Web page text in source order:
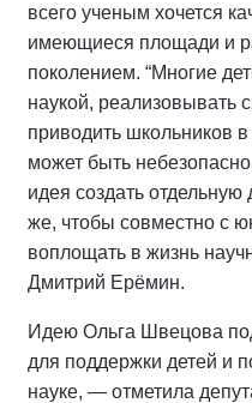
всего ученым хочется
имеющиеся площади и
поколением. “Многие
наукой, реализовывать
приводить школьников
может быть
идея создать
же, чтобы совместно с
воплощать в жизнь
Дмитрий Ерёмин.
Идею Ольга Швецова
для поддержки детей и
науке, — отметила